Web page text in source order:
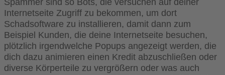
Internetseite Zugriff zu bekommen, um dort
Schadsoftware zu installieren, damit dann zum
Beispiel Kunden, die deine Internetseite besuchen,
plötzlich irgendwelche Popups angezeigt werden, die
dich dazu animieren einen Kredit abzuschließen oder
diverse Körperteile zu vergrößern oder was auch